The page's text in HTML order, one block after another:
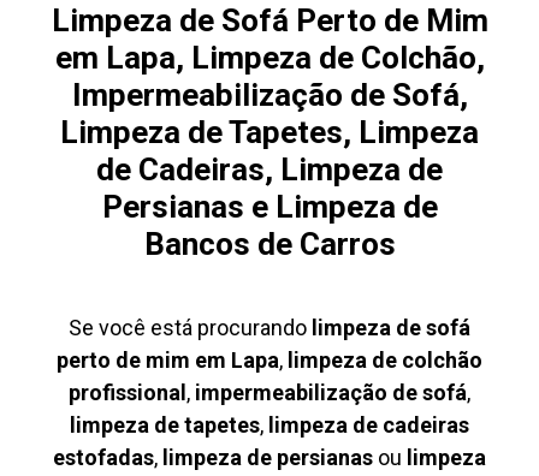
Limpeza de Sofá Perto de Mim
em Lapa, Limpeza de Colchão,
Impermeabilização de Sofá,
Limpeza de Tapetes, Limpeza
de Cadeiras, Limpeza de
Persianas e Limpeza de
Bancos de Carros
Se você está procurando limpeza de sofá
perto de mim em Lapa, limpeza de colchão
profissional , impermeabilização de sofá,
limpeza de tapetes, limpeza de cadeiras
estofadas, limpeza de persianas ou limpeza